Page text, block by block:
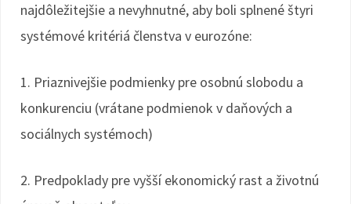
najdôležitejšie a nevyhnutné, aby boli splnené štyri
systémové kritériá členstva v eurozóne:
1. Priaznivejšie podmienky pre osobnú slobodu a
konkurenciu (vrátane podmienok v daňových a
sociálnych systémoch)
2. Predpoklady pre vyšší ekonomický rast a životnú